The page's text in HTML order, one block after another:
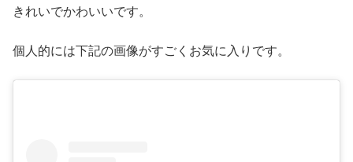
きれいでかわいいです。
個人的には下記の画像がすごくお気に入りです。